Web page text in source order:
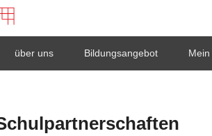
Dinslaken
II des Kreises Wesel
über uns Bildungsangebot Mein